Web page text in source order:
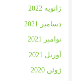
ژانویه 2022
دسامبر 2021
نوامبر 2021
آوریل 2021
ژوئن 2020